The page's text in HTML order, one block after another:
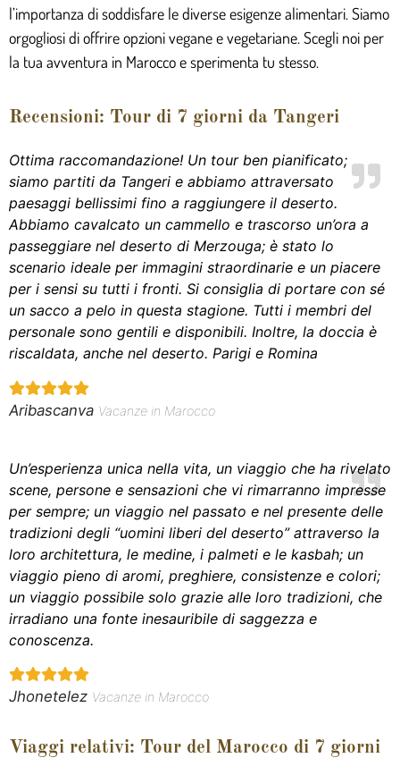
l’importanza di soddisfare le diverse esigenze alimentari. Siamo
orgogliosi di offrire opzioni vegane e vegetariane. Scegli noi per
la tua avventura in Marocco e sperimenta tu stesso.
Recensioni: Tour di 7 giorni da Tangeri
Ottima raccomandazione! Un tour ben pianificato;
siamo partiti da Tangeri e abbiamo attraversato
paesaggi bellissimi fino a raggiungere il deserto.
Abbiamo cavalcato un cammello e trascorso un’ora a
passeggiare nel deserto di Merzouga; è stato lo
scenario ideale per immagini straordinarie e un piacere
per i sensi su tutti i fronti. Si consiglia di portare con sé
un sacco a pelo in questa stagione. Tutti i membri del
personale sono gentili e disponibili. Inoltre, la doccia è
riscaldata, anche nel deserto. Parigi e Romina
Aribascanva Vacanze in Marocco
Un’esperienza unica nella vita, un viaggio che ha rivelato
scene, persone e sensazioni che vi rimarranno impresse
per sempre; un viaggio nel passato e nel presente delle
tradizioni degli “uomini liberi del deserto” attraverso la
loro architettura, le medine, i palmeti e le kasbah; un
viaggio pieno di aromi, preghiere, consistenze e colori;
un viaggio possibile solo grazie alle loro tradizioni, che
irradiano una fonte inesauribile di saggezza e
conoscenza.
Jhonetelez Vacanze in Marocco
Viaggi relativi: Tour del Marocco di 7 giorni